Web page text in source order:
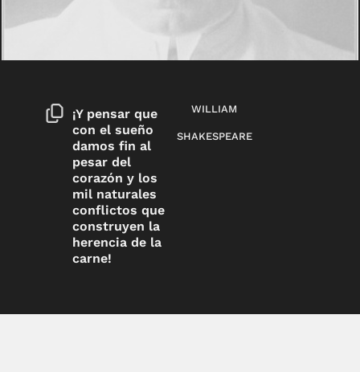
¡Y pensar que
con el sueño
damos fin al
pesar del
corazón y los
mil naturales
conflictos que
construyen la
herencia de la
carne!
WILLIAM
SHAKESPEARE